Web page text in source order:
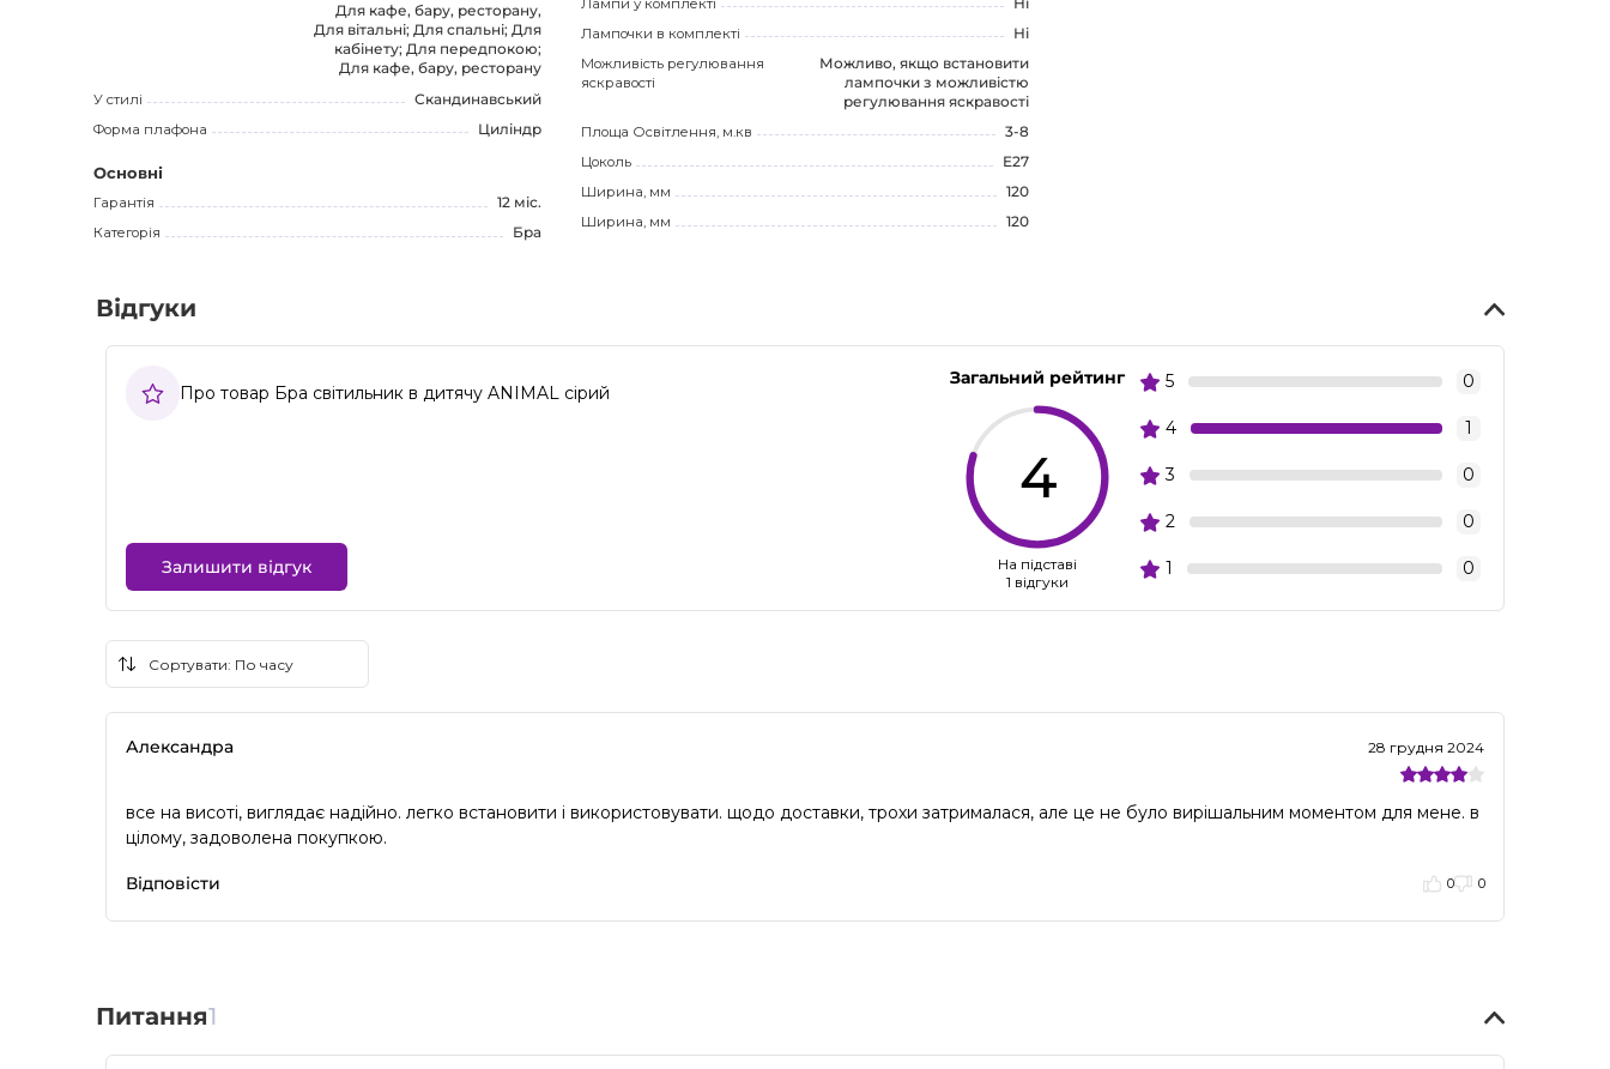
Для кафе, бару, ресторану,
Для вітальні; Для спальні; Для
кабінету; Для передпокою;
Для кафе, бару, ресторану
У стилі
Скандинавський
Форма плафона
Циліндр
Основні
Гарантія
12 міс.
Категорія
Бра
Лампочки в комплекті
Ні
Можливість регулювання
яскравості
Можливо, якщо встановити
лампочки з можливістю
регулювання яскравості
Площа Освітлення, м.кв
3-8
Цоколь
E27
Ширина, мм
120
Ширина, мм
120
Відгуки
Про товар Бра світильник в дитячу ANIMAL сірий
Залишити відгук
Загальний рейтинг
4
На підставі
1 відгуки
5 0
4 1
3 0
2 0
1 0
Александра 28 грудня 2024
все на висоті, виглядає надійно. легко встановити і використовувати. щодо доставки, трохи затрималася, але це не було вирішальним моментом для мене. в
цілому, задоволена покупкою.
Відповісти 0 0
Питання1